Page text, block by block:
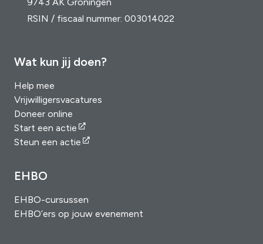
RSIN / fiscaal nummer: 003014022
Wat kun jij doen?
Help mee
Vrijwilligersvacatures
Doneer online
Start een actie
Steun een actie
EHBO
EHBO-cursussen
EHBO’ers op jouw evenement